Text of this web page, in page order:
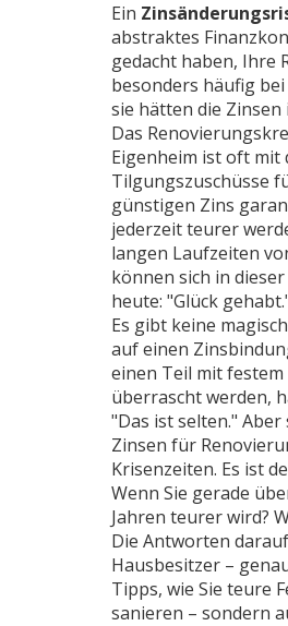
Ein
abstraktes
gedacht haben, Ihre
besonders häufig
sie hätten die Zinsen
Das
Eigenheim ist oft mit
Tilgungszuschüsse
günstigen Zins
jederzeit teurer
langen Laufzeiten
können sich in
heute: "Glück
Es gibt keine
auf einen
einen Teil mit
überrascht werden,
"Das ist selten."
Zinsen für
Krisenzeiten. Es ist
Wenn Sie gerade
Jahren teurer wird?
Die Antworten
Hausbesitzer –
Tipps, wie Sie teure
sanieren – sondern